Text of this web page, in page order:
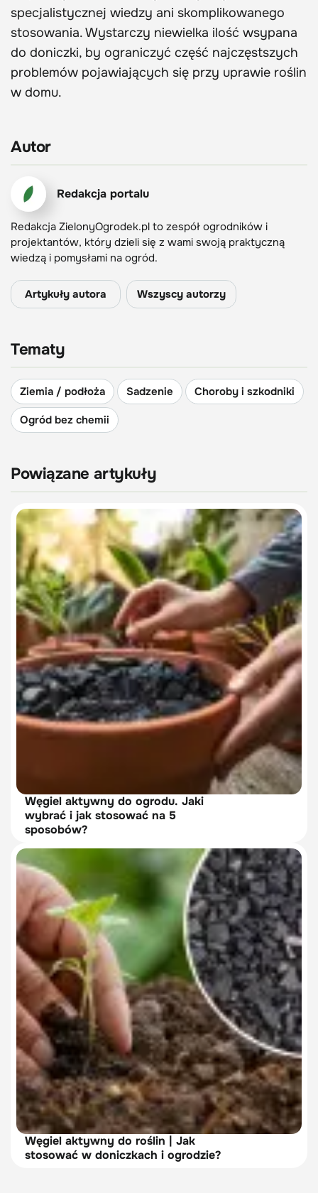
specjalistycznej wiedzy ani skomplikowanego
stosowania. Wystarczy niewielka ilość wsypana
do doniczki, by ograniczyć część najczęstszych
problemów pojawiających się przy uprawie roślin
w domu.
Autor
Redakcja portalu
Redakcja ZielonyOgrodek.pl to zespół ogrodników i
projektantów, który dzieli się z wami swoją praktyczną
wiedzą i pomysłami na ogród.
Artykuły autora Wszyscy autorzy
Tematy
Ziemia / podłoża Sadzenie
Choroby i szkodniki
Ogród bez chemii
Powiązane artykuły
Węgiel aktywny do ogrodu. Jaki
wybrać i jak stosować na 5
sposobów?
Węgiel aktywny do roślin | Jak
stosować w doniczkach i ogrodzie?